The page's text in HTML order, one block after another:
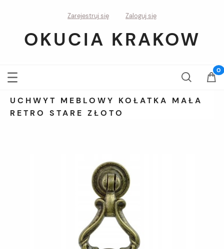
Zarejestruj się Zaloguj się
OKUCIA KRAKOW
UCHWYT MEBLOWY KOŁATKA MAŁA
RETRO STARE ZŁOTO